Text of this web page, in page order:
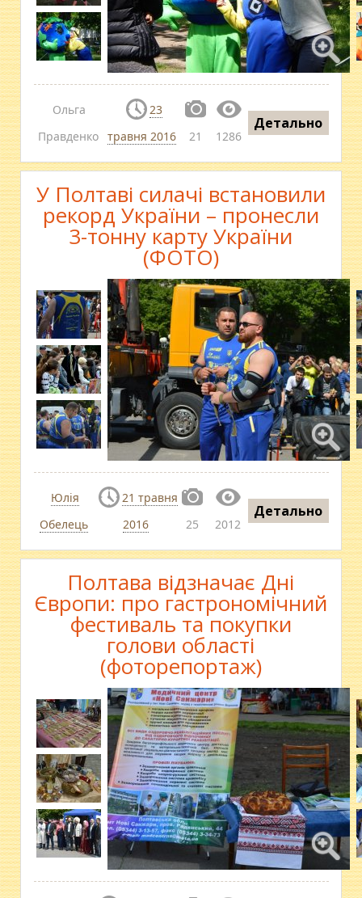
Ольга
Правденко
23
травня 2016
21 1286
Детально
У Полтаві силачі встановили
рекорд України – пронесли
3-тонну карту України
(ФОТО)
Юлія
Обелець
21 травня
2016
25 2012
Детально
Полтава відзначає Дні
Європи: про гастрономічний
фестиваль та покупки
голови області
(фоторепортаж)